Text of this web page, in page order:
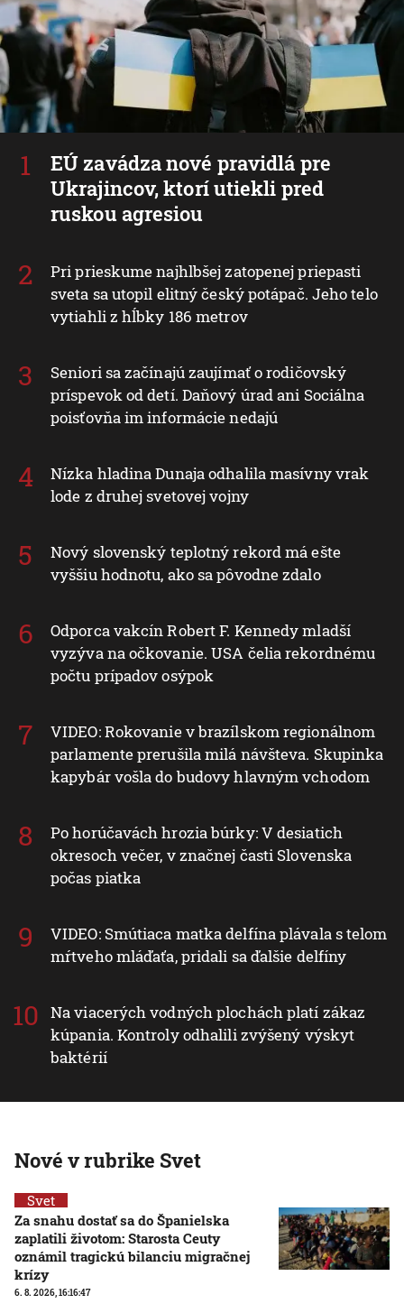
EÚ zavádza nové pravidlá pre
Ukrajincov, ktorí utiekli pred
ruskou agresiou
Pri prieskume najhlbšej zatopenej priepasti
sveta sa utopil elitný český potápač. Jeho telo
vytiahli z hĺbky 186 metrov
Seniori sa začínajú zaujímať o rodičovský
príspevok od detí. Daňový úrad ani Sociálna
poisťovňa im informácie nedajú
Nízka hladina Dunaja odhalila masívny vrak
lode z druhej svetovej vojny
Nový slovenský teplotný rekord má ešte
vyššiu hodnotu, ako sa pôvodne zdalo
Odporca vakcín Robert F. Kennedy mladší
vyzýva na očkovanie. USA čelia rekordnému
počtu prípadov osýpok
VIDEO: Rokovanie v brazílskom regionálnom
parlamente prerušila milá návšteva. Skupinka
kapybár vošla do budovy hlavným vchodom
Po horúčavách hrozia búrky: V desiatich
okresoch večer, v značnej časti Slovenska
počas piatka
VIDEO: Smútiaca matka delfína plávala s telom
mŕtveho mláďaťa, pridali sa ďalšie delfíny
Na viacerých vodných plochách platí zákaz
kúpania. Kontroly odhalili zvýšený výskyt
baktérií
Nové v rubrike Svet
Svet
Za snahu dostať sa do Španielska
zaplatili životom: Starosta Ceuty
oznámil tragickú bilanciu migračnej
krízy
6. 8. 2026, 16:16:47